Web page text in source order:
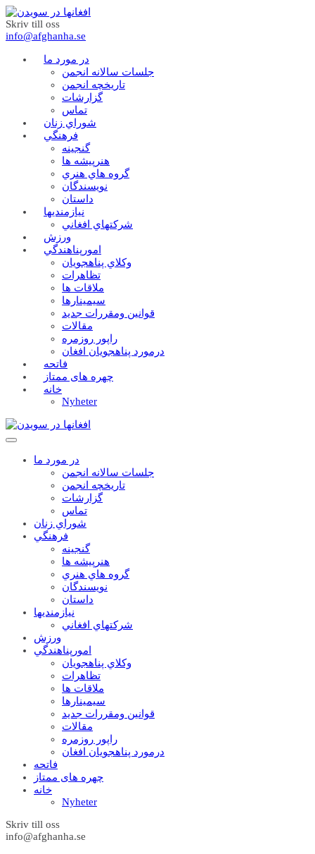
Skriv till oss
info@afghanha.se
در مورد ما
جلسات سالانه انجمن
تاریخچه انجمن
گزارشات
تماس
شوراي زنان
فرهنگي
گنجينه
هنرپيشه ها
گروه هاي هنري
نويسندگان
داستان
نيازمنديها
شرکتهاي افغاني
ورزش
امورپناهندگي
وکلاي پناهجويان
تظاهرات
ملاقات ها
سيمينارها
قوانين ومقررات جديد
مقالات
راپور روزمره
درمورد پناهجويان افغان
فاتحه
چهره های ممتاز
خانه
Nyheter
در مورد ما
جلسات سالانه انجمن
تاریخچه انجمن
گزارشات
تماس
شوراي زنان
فرهنگي
گنجينه
هنرپيشه ها
گروه هاي هنري
نويسندگان
داستان
نيازمنديها
شرکتهاي افغاني
ورزش
امورپناهندگي
وکلاي پناهجويان
تظاهرات
ملاقات ها
سيمينارها
قوانين ومقررات جديد
مقالات
راپور روزمره
درمورد پناهجويان افغان
فاتحه
چهره های ممتاز
خانه
Nyheter
Skriv till oss
info@afghanha.se